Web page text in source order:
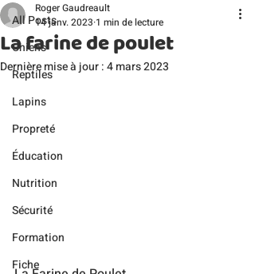
All Posts
Chiens
Reptiles
Lapins
Propreté
Éducation
Nutrition
Sécurité
Formation
Fiche
La farine de poulet
Roger Gaudreault
14 janv. 2023 1 min de lecture
Dernière mise à jour :4 mars 2023